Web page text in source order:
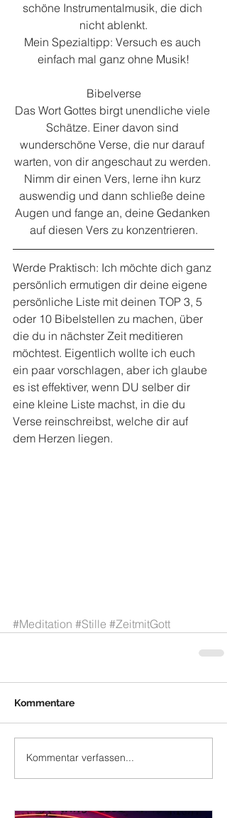
schöne Instrumentalmusik, die dich
nicht ablenkt.
Mein Spezialtipp: Versuch es auch
einfach mal ganz ohne Musik!
Bibelverse
Das Wort Gottes birgt unendliche viele
Schätze. Einer davon sind
wunderschöne Verse, die nur darauf
warten, von dir angeschaut zu werden.
Nimm dir einen Vers, lerne ihn kurz
auswendig und dann schließe deine
Augen und fange an, deine Gedanken
auf diesen Vers zu konzentrieren.
Werde Praktisch: Ich möchte dich ganz
persönlich ermutigen dir deine eigene
persönliche Liste mit deinen TOP 3, 5
oder 10 Bibelstellen zu machen, über
die du in nächster Zeit meditieren
möchtest. Eigentlich wollte ich euch
ein paar vorschlagen, aber ich glaube
es ist effektiver, wenn DU selber dir
eine kleine Liste machst, in die du
Verse reinschreibst, welche dir auf
dem Herzen liegen.
#Meditation #Stille #ZeitmitGott
Kommentare
Kommentar verfassen...